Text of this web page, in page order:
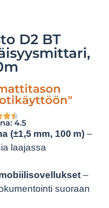
D2 BT
4.5
(±1,5 mm, 100 m) –
laajassa
–
suoraan